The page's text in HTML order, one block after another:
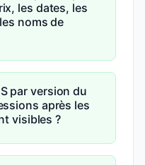
les dates, les
noms de
par version du
après les
visibles ?